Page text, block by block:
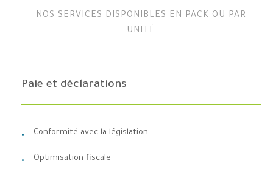
NOS SERVICES DISPONIBLES EN PACK OU PAR
UNITÉ
Paie et déclarations
Conformité avec la législation
Optimisation fiscale